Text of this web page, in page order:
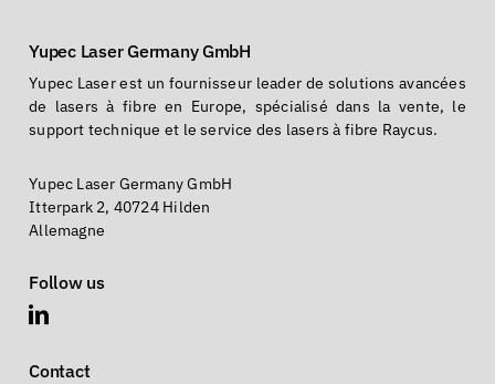
Yupec Laser Germany GmbH
Yupec Laser est un fournisseur leader de solutions avancées
de lasers à fibre en Europe, spécialisé dans la vente, le
support technique et le service des lasers à fibre Raycus.
Yupec Laser Germany GmbH
Itterpark 2, 40724 Hilden
Allemagne
Follow us
Contact